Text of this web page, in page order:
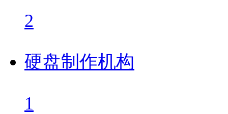
2
硬盘制作机构
1